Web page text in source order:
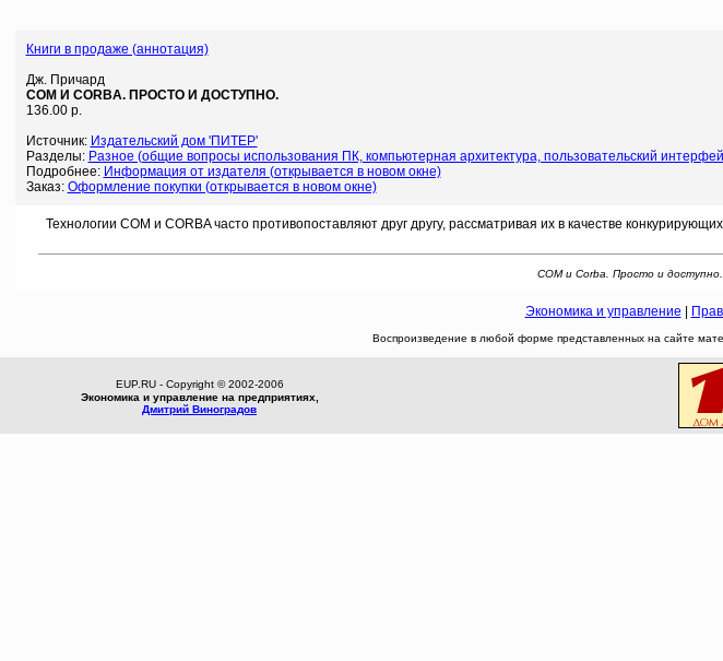
Книги в продаже (аннотация)
Дж. Причард
COM И CORBA. ПРОСТО И ДОСТУПНО.
136.00 р.
Источник: Издательский дом 'ПИТЕР'
Разделы: Разное (общие вопросы использования ПК, компьютерная архитектура, пользовательский
Подробнее: Информация от издателя (открывается в новом окне)
Заказ: Оформление покупки (открывается в новом окне)
Технологии COM и CORBA часто противопоставляют друг другу, рассматривая их в качестве
COM и Corba. Просто и
Экономика и управление
Воспроизведение в любой форме представленных на сайте
EUP.RU - Copyright © 2002-2006
Экономика и управление на предприятиях,
Дмитрий Виноградов